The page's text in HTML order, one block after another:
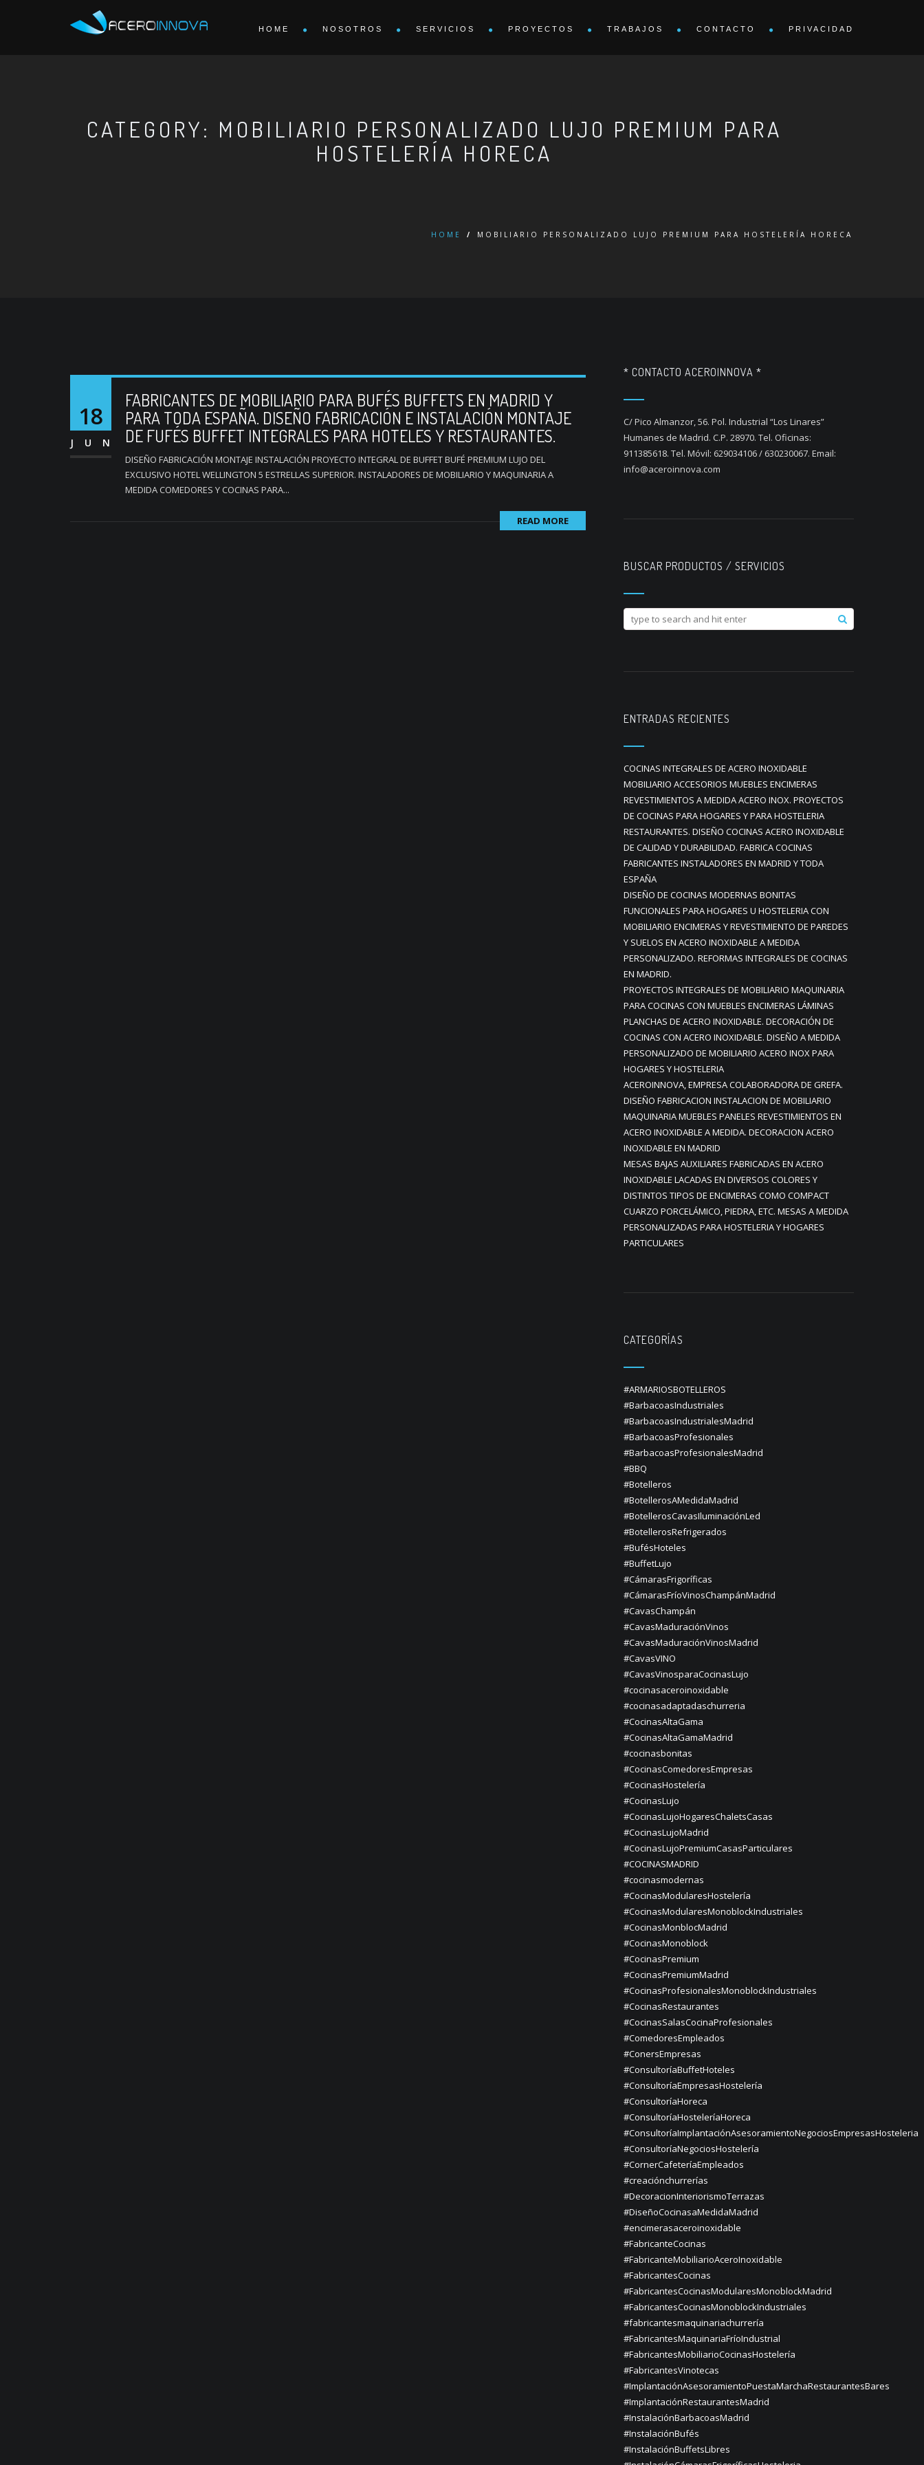
HOME NOSOTROS SERVICIOS PROYECTOS TRABAJOS CONTACTO PRIVACIDAD
CATEGORY: MOBILIARIO PERSONALIZADO LUJO PREMIUM PARA
HOSTELERÍA HORECA
HOME / MOBILIARIO PERSONALIZADO LUJO PREMIUM PARA HOSTELERÍA HORECA
18
JUN
FABRICANTES DE MOBILIARIO PARA BUFÉS BUFFETS EN MADRID Y
PARA TODA ESPAÑA. DISEÑO FABRICACIÓN E INSTALACIÓN MONTAJE
DE FUFÉS BUFFET INTEGRALES PARA HOTELES Y RESTAURANTES.
DISEÑO FABRICACIÓN MONTAJE INSTALACIÓN PROYECTO INTEGRAL DE BUFFET BUFÉ PREMIUM LUJO DEL
EXCLUSIVO HOTEL WELLINGTON 5 ESTRELLAS SUPERIOR. INSTALADORES DE MOBILIARIO Y MAQUINARIA A
MEDIDA COMEDORES Y COCINAS PARA...
READ MORE
* CONTACTO ACEROINNOVA *
C/ Pico Almanzor, 56. Pol. Industrial “Los Linares”
Humanes de Madrid. C.P. 28970. Tel. Oficinas:
911385618. Tel. Móvil: 629034106 / 630230067. Email:
info@aceroinnova.com
BUSCAR PRODUCTOS / SERVICIOS
ENTRADAS RECIENTES
COCINAS INTEGRALES DE ACERO INOXIDABLE
MOBILIARIO ACCESORIOS MUEBLES ENCIMERAS
REVESTIMIENTOS A MEDIDA ACERO INOX. PROYECTOS
DE COCINAS PARA HOGARES Y PARA HOSTELERIA
RESTAURANTES. DISEÑO COCINAS ACERO INOXIDABLE
DE CALIDAD Y DURABILIDAD. FABRICA COCINAS
FABRICANTES INSTALADORES EN MADRID Y TODA
ESPAÑA
DISEÑO DE COCINAS MODERNAS BONITAS
FUNCIONALES PARA HOGARES U HOSTELERIA CON
MOBILIARIO ENCIMERAS Y REVESTIMIENTO DE PAREDES
Y SUELOS EN ACERO INOXIDABLE A MEDIDA
PERSONALIZADO. REFORMAS INTEGRALES DE COCINAS
EN MADRID.
PROYECTOS INTEGRALES DE MOBILIARIO MAQUINARIA
PARA COCINAS CON MUEBLES ENCIMERAS LÁMINAS
PLANCHAS DE ACERO INOXIDABLE. DECORACIÓN DE
COCINAS CON ACERO INOXIDABLE. DISEÑO A MEDIDA
PERSONALIZADO DE MOBILIARIO ACERO INOX PARA
HOGARES Y HOSTELERIA
ACEROINNOVA, EMPRESA COLABORADORA DE GREFA.
DISEÑO FABRICACION INSTALACION DE MOBILIARIO
MAQUINARIA MUEBLES PANELES REVESTIMIENTOS EN
ACERO INOXIDABLE A MEDIDA. DECORACION ACERO
INOXIDABLE EN MADRID
MESAS BAJAS AUXILIARES FABRICADAS EN ACERO
INOXIDABLE LACADAS EN DIVERSOS COLORES Y
DISTINTOS TIPOS DE ENCIMERAS COMO COMPACT
CUARZO PORCELÁMICO, PIEDRA, ETC. MESAS A MEDIDA
PERSONALIZADAS PARA HOSTELERIA Y HOGARES
PARTICULARES
CATEGORÍAS
#ARMARIOSBOTELLEROS
#BarbacoasIndustriales
#BarbacoasIndustrialesMadrid
#BarbacoasProfesionales
#BarbacoasProfesionalesMadrid
#BBQ
#Botelleros
#BotellerosAMedidaMadrid
#BotellerosCavasIluminaciónLed
#BotellerosRefrigerados
#BufésHoteles
#BuffetLujo
#CámarasFrigoríficas
#CámarasFríoVinosChampánMadrid
#CavasChampán
#CavasMaduraciónVinos
#CavasMaduraciónVinosMadrid
#CavasVINO
#CavasVinosparaCocinasLujo
#cocinasaceroinoxidable
#cocinasadaptadaschurreria
#CocinasAltaGama
#CocinasAltaGamaMadrid
#cocinasbonitas
#CocinasComedoresEmpresas
#CocinasHostelería
#CocinasLujo
#CocinasLujoHogaresChaletsCasas
#CocinasLujoMadrid
#CocinasLujoPremiumCasasParticulares
#COCINASMADRID
#cocinasmodernas
#CocinasModularesHostelería
#CocinasModularesMonoblockIndustriales
#CocinasMonblocMadrid
#CocinasMonoblock
#CocinasPremium
#CocinasPremiumMadrid
#CocinasProfesionalesMonoblockIndustriales
#CocinasRestaurantes
#CocinasSalasCocinaProfesionales
#ComedoresEmpleados
#ConersEmpresas
#ConsultoríaBuffetHoteles
#ConsultoríaEmpresasHostelería
#ConsultoríaHoreca
#ConsultoríaHosteleríaHoreca
#ConsultoríaImplantaciónAsesoramientoNegociosEmpresasHosteleria
#ConsultoríaNegociosHostelería
#CornerCafeteríaEmpleados
#creaciónchurrerías
#DecoracionInteriorismoTerrazas
#DiseñoCocinasaMedidaMadrid
#encimerasaceroinoxidable
#FabricanteCocinas
#FabricanteMobiliarioAceroInoxidable
#FabricantesCocinas
#FabricantesCocinasModularesMonoblockMadrid
#FabricantesCocinasMonoblockIndustriales
#fabricantesmaquinariachurrería
#FabricantesMaquinariaFríoIndustrial
#FabricantesMobiliarioCocinasHostelería
#FabricantesVinotecas
#ImplantaciónAsesoramientoPuestaMarchaRestaurantesBares
#ImplantaciónRestaurantesMadrid
#InstalaciónBarbacoasMadrid
#InstalaciónBufés
#InstalaciónBuffetsLibres